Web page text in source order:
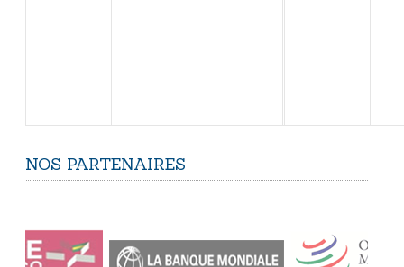
NOS PARTENAIRES